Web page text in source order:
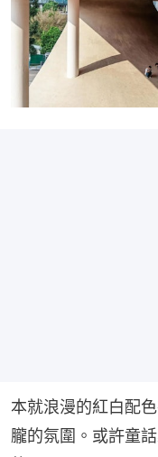
本就浪漫的紅白配
朧的氛圍。或許童